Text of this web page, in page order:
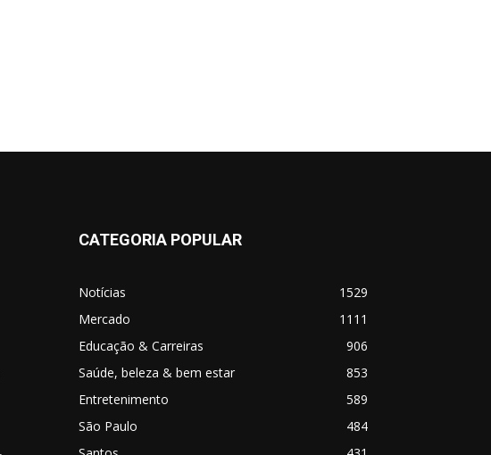
CATEGORIA POPULAR
Notícias
1529
Mercado
1111
Educação & Carreiras
906
Saúde, beleza & bem estar
853
Entretenimento
589
São Paulo
484